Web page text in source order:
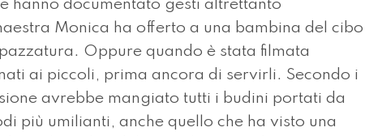
hanno documentato gesti altrettanto
Monica ha offerto a una bambina del cibo
Oppure quando è stata filmata
ai piccoli, prima ancora di servirli. Secondo i
avrebbe mangiato tutti i budini portati da
più umilianti, anche quello che ha visto una